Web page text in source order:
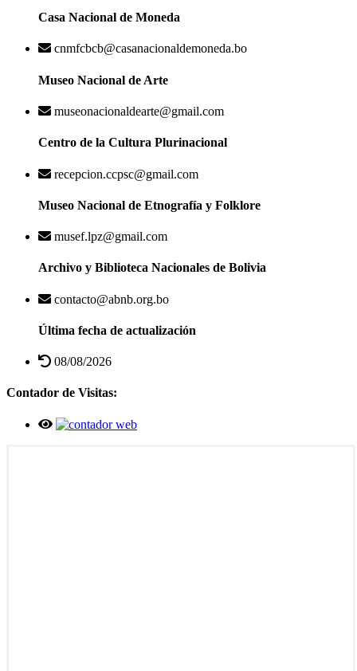
Casa Nacional de Moneda
cnmfcbcb@casanacionaldemoneda.bo
Museo Nacional de Arte
museonacionaldearte@gmail.com
Centro de la Cultura Plurinacional
recepcion.ccpsc@gmail.com
Museo Nacional de Etnografía y Folklore
musef.lpz@gmail.com
Archivo y Biblioteca Nacionales de Bolivia
contacto@abnb.org.bo
Última fecha de actualización
08/08/2026
Contador de Visitas: